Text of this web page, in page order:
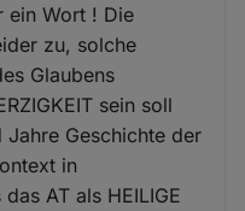
ein Wort ! Die
zu, solche
Glaubens
sein soll
Geschichte der
in
AT als HEILIGE